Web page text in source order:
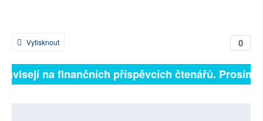
0
Vytisknout
na finančních příspěvcích čtenářů.